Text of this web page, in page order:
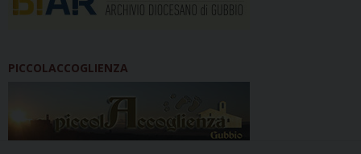
PICCOLACCOGLIENZA